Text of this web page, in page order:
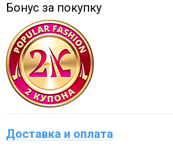
Бонус за покупку
Доставка и оплата